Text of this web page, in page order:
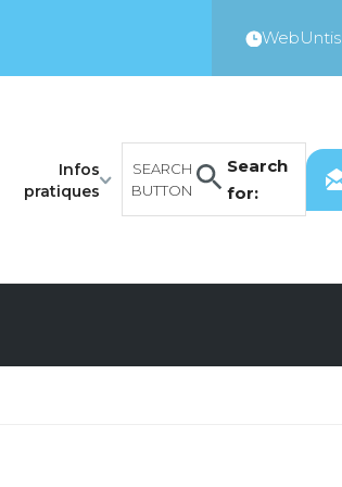
WebUntis
Infos
pratiques
Search
for:
SEARCH
BUTTON